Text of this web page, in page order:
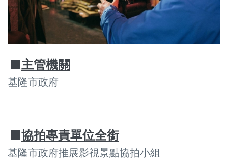
主管機關
基隆市政府
協拍專責單位全銜
基隆市政府推展影視景點協拍小組